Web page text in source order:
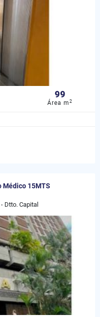
99
Área m2
Médico 15MTS
Dtto. Capital